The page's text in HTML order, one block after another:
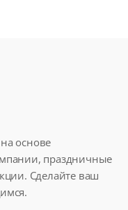
основе
праздничные
Сделайте ваш